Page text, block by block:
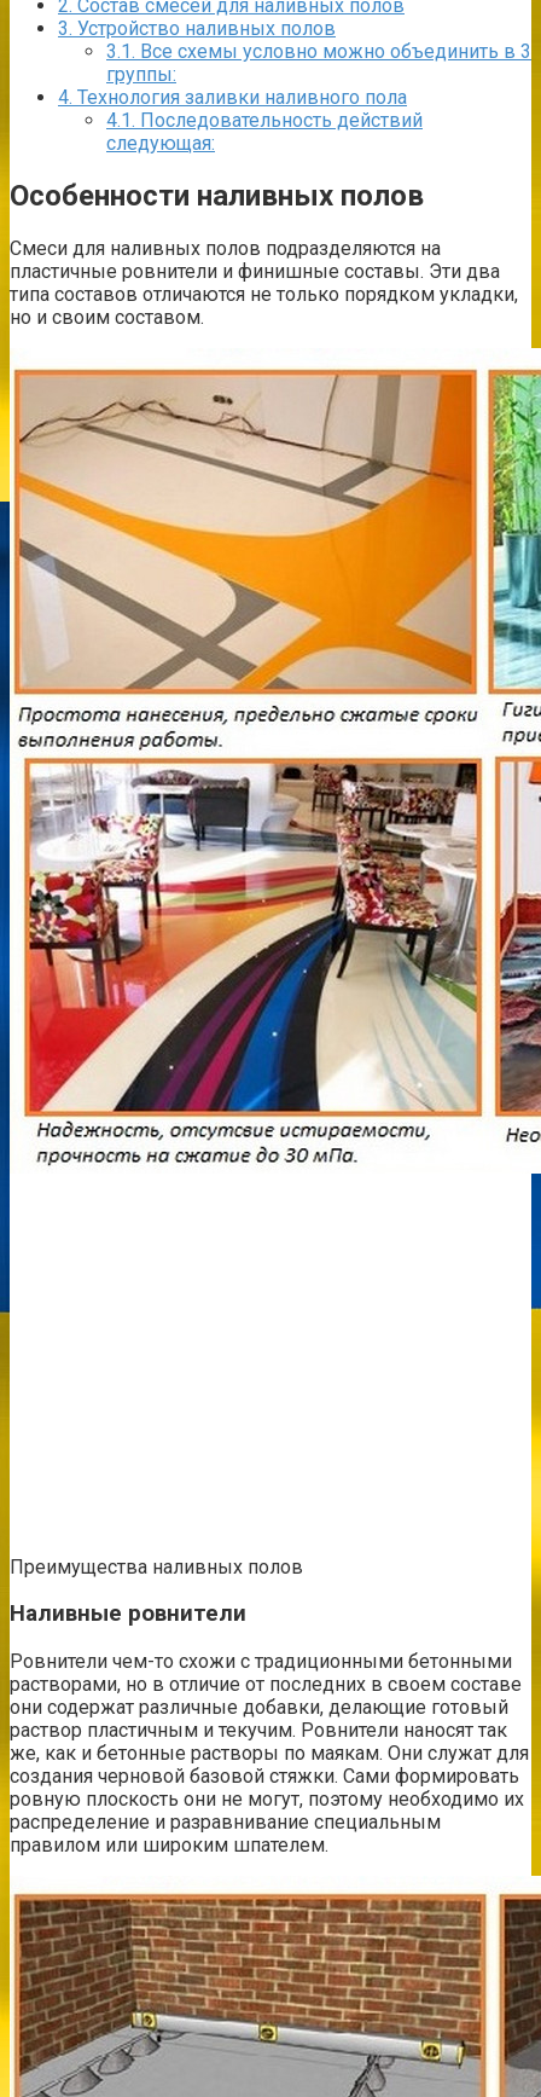
2. Состав смесей для наливных полов
3. Устройство наливных полов
3.1. Все схемы условно можно объединить в 3
группы:
4. Технология заливки наливного пола
4.1. Последовательность действий
следующая:
Особенности наливных полов
Смеси для наливных полов подразделяются на
пластичные ровнители и финишные составы. Эти два
типа составов отличаются не только порядком укладки,
но и своим составом.
Преимущества наливных полов
Наливные ровнители
Ровнители чем-то схожи с традиционными бетонными
растворами, но в отличие от последних в своем составе
они содержат различные добавки, делающие готовый
раствор пластичным и текучим. Ровнители наносят так
же, как и бетонные растворы по маякам. Они служат для
создания черновой базовой стяжки. Сами формировать
ровную плоскость они не могут, поэтому необходимо их
распределение и разравнивание специальным
правилом или широким шпателем.